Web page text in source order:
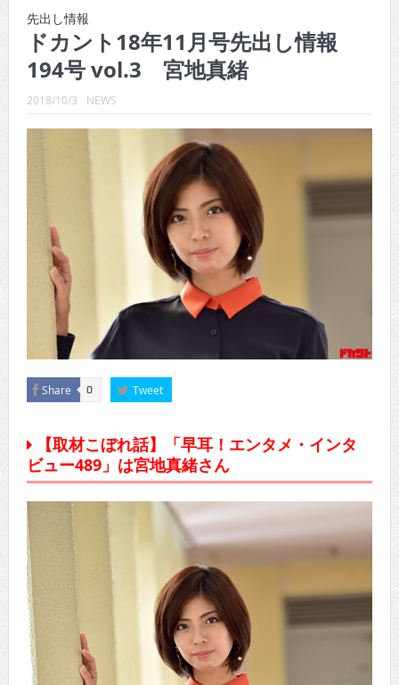
CINEMA×STYLE 289号
CINEMA×STYLE 288号
CINEMA×STYLE 287号
CINEMA×STYLE 285号
CINEMA×STYLE 294号
先出し情報
ドカント18年11月号先出し情報
194号 vol.3 宮地真緒
2018/10/3 NEWS
Share 0 Tweet
【取材こぼれ話】「早耳！エンタメ・インタ
ビュー489」は宮地真緒さん